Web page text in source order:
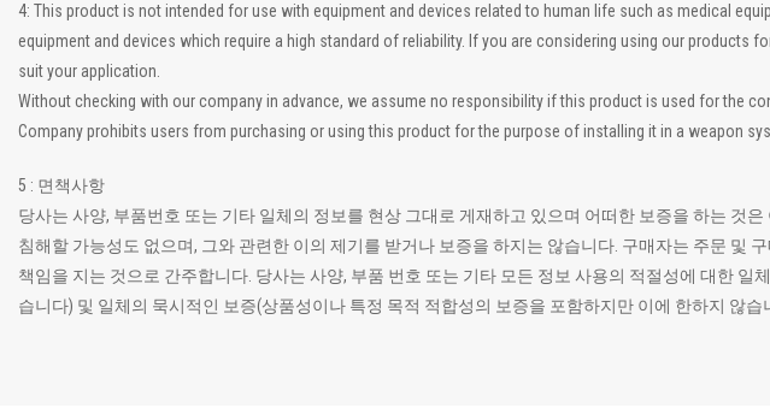
4: This product is not intended for use with equipment and devices related to human life such as medical
equipment and devices which require a high standard of reliability. If you are considering using our
suit your application.
Without checking with our company in advance, we assume no responsibility if this product is used for the
Company prohibits users from purchasing or using this product for the purpose of installing it in a weapon
5 : 면책사항
당사는 사양, 부품번호 또는 기타 일체의 정보를 현상 그대로 게재하고 있으며 어떠한 보증을 하는 것
침해할 가능성도 없으며, 그와 관련한 이의 제기를 받거나 보증을 하지는 않습니다. 구매자는 주문 및
책임을 지는 것으로 간주합니다. 당사는 사양, 부품 번호 또는 기타 모든 정보 사용의 적절성에 대한
습니다) 및 일체의 묵시적인 보증(상품성이나 특정 목적 적합성의 보증을 포함하지만 이에 한하지 않